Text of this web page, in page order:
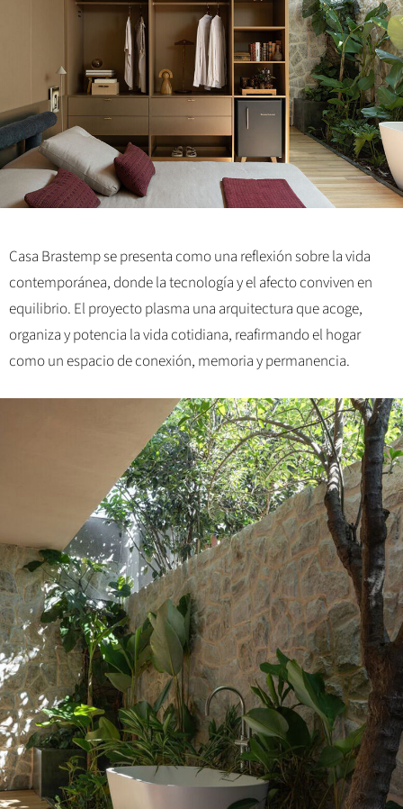
Casa Brastemp se presenta como una reflexión sobre la vida
contemporánea, donde la tecnología y el afecto conviven en
equilibrio. El proyecto plasma una arquitectura que acoge,
organiza y potencia la vida cotidiana, reafirmando el hogar
como un espacio de conexión, memoria y permanencia.